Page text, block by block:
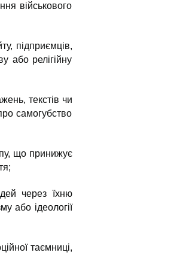
військового
підприємців,
або релігійну
текстів чи
самогубство
що принижує
через їхню
або ідеології
таємниці,